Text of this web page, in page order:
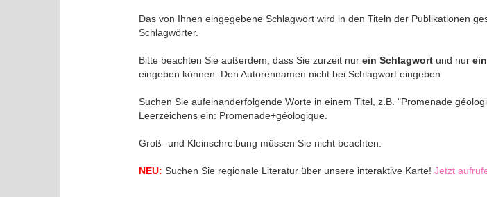
Das von Ihnen eingegebene Schlagwort wird in den Titeln der Publikationen
Schlagwörter.
Bitte beachten Sie außerdem, dass Sie zurzeit nur ein Schlagwortund nur
eingeben können. Den Autorennamen nicht bei Schlagwort eingeben.
Suchen Sie aufeinanderfolgende Worte in einem Titel, z.B. "Promenade
Leerzeichens ein: Promenade+géologique.
Groß- und Kleinschreibung müssen Sie nicht beachten.
NEU: Suchen Sie regionale Literatur über unsere interaktive Karte! Jetzt